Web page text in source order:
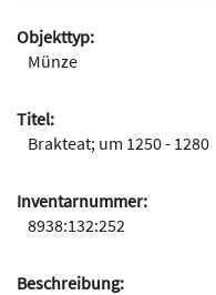
Objekttyp:
Münze
Titel:
Brakteat; um 1250 - 1280
Inventarnummer:
8938:132:252
Beschreibung: